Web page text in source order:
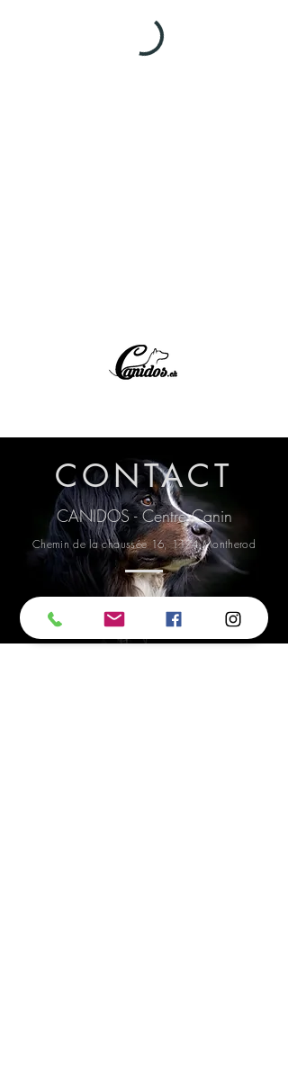
CONTACT
CANIDOS - Centre Canin
Chemin de la chaussée 16, 1174 Montherod